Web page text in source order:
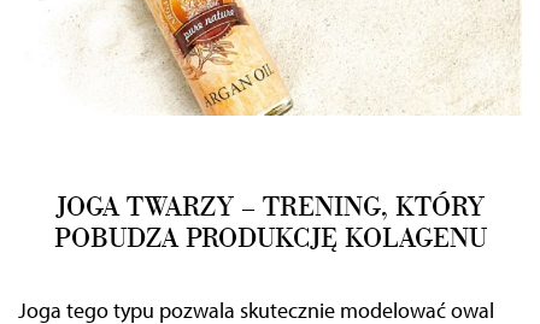
JOGA TWARZY – TRENING, KTÓRY
POBUDZA PRODUKCJĘ KOLAGENU
Joga tego typu pozwala skutecznie modelować owal